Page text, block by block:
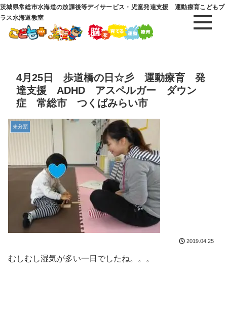
茨城県常総市水海道の放課後等デイサービス・児童発達支援 運動療育こどもプ
ラス水海道教室
4月25日 歩道橋の日☆彡 運動療育 発
達支援 ADHD アスペルガー ダウン
症 常総市 つくばみらい市
未分類
2019.04.25
むしむし湿気が多い一日でしたね。。。